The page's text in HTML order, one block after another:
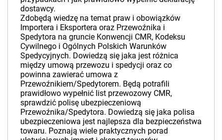
dostawcy.
Zdobędą wiedzę na temat praw i obowiązków
Importera i Eksportera oraz Przewoźnika i
Spedytora na gruncie Konwencji CMR, Kodeksu
Cywilnego i Ogólnych Polskich Warunków
Spedycyjnych. Dowiedzą się jaka jest różnica
między umową przewozu i spedycji oraz co
powinna zawierać umowa z
Przewoźnikiem/Spedytorem. Będą potrafili
prawidłowo wypełnić list przewozowy CMR,
sprawdzić polisę ubezpieczeniową
Przewoźnika/Spedytora. Dowiedzą się jaka polisa
ubezpieczeniowa jest najlepsza dla bezpieczeństwa
towaru. Poznają wiele praktycznych porad